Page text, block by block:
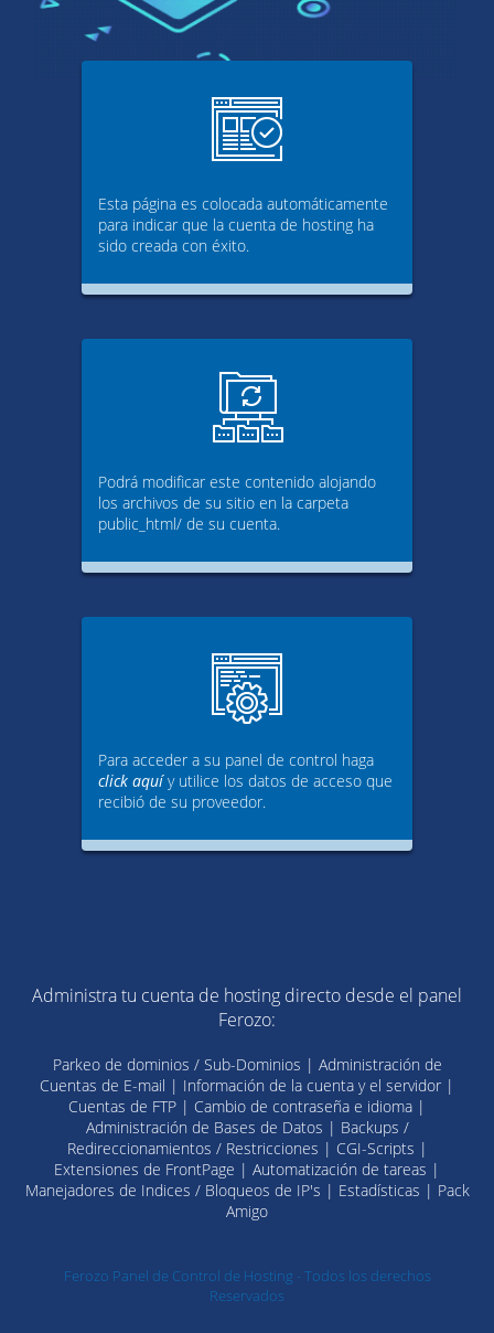
Esta página es colocada automáticamente
para indicar que la cuenta de hosting ha
sido creada con éxito.
Podrá modificar este contenido alojando
los archivos de su sitio en la carpeta
public_html/ de su cuenta.
Para acceder a su panel de control haga
click aquíy utilice los datos de acceso que
recibió de su proveedor.
Administra tu cuenta de hosting directo desde el panel
Ferozo:
Parkeo de dominios / Sub-Dominios | Administración de
Cuentas de E-mail | Información de la cuenta y el servidor |
Cuentas de FTP | Cambio de contraseña e idioma |
Administración de Bases de Datos | Backups /
Redireccionamientos / Restricciones | CGI-Scripts |
Extensiones de FrontPage | Automatización de tareas |
Manejadores de Indices / Bloqueos de IP's | Estadísticas | Pack
Amigo
Ferozo Panel de Control de Hosting - Todos los derechos
Reservados